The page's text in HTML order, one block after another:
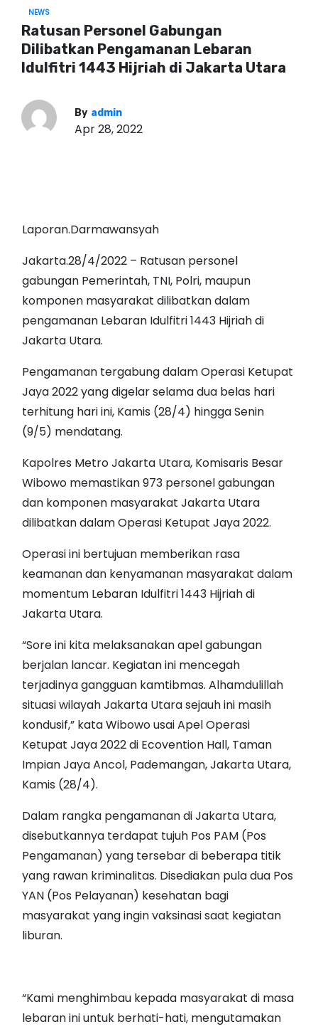
NEWS
Ratusan Personel Gabungan
Dilibatkan Pengamanan Lebaran
Idulfitri 1443 Hijriah di Jakarta Utara
By admin
Apr 28, 2022
Laporan.Darmawansyah
Jakarta.28/4/2022 – Ratusan personel
gabungan Pemerintah, TNI, Polri, maupun
komponen masyarakat dilibatkan dalam
pengamanan Lebaran Idulfitri 1443 Hijriah di
Jakarta Utara.
Pengamanan tergabung dalam Operasi Ketupat
Jaya 2022 yang digelar selama dua belas hari
terhitung hari ini, Kamis (28/4) hingga Senin
(9/5) mendatang.
Kapolres Metro Jakarta Utara, Komisaris Besar
Wibowo memastikan 973 personel gabungan
dan komponen masyarakat Jakarta Utara
dilibatkan dalam Operasi Ketupat Jaya 2022.
Operasi ini bertujuan memberikan rasa
keamanan dan kenyamanan masyarakat dalam
momentum Lebaran Idulfitri 1443 Hijriah di
Jakarta Utara.
“Sore ini kita melaksanakan apel gabungan
berjalan lancar. Kegiatan ini mencegah
terjadinya gangguan kamtibmas. Alhamdulillah
situasi wilayah Jakarta Utara sejauh ini masih
kondusif,” kata Wibowo usai Apel Operasi
Ketupat Jaya 2022 di Ecovention Hall, Taman
Impian Jaya Ancol, Pademangan, Jakarta Utara,
Kamis (28/4).
Dalam rangka pengamanan di Jakarta Utara,
disebutkannya terdapat tujuh Pos PAM (Pos
Pengamanan) yang tersebar di beberapa titik
yang rawan kriminalitas. Disediakan pula dua Pos
YAN (Pos Pelayanan) kesehatan bagi
masyarakat yang ingin vaksinasi saat kegiatan
liburan.
“Kami menghimbau kepada masyarakat di masa
lebaran ini untuk berhati-hati, mengutamakan